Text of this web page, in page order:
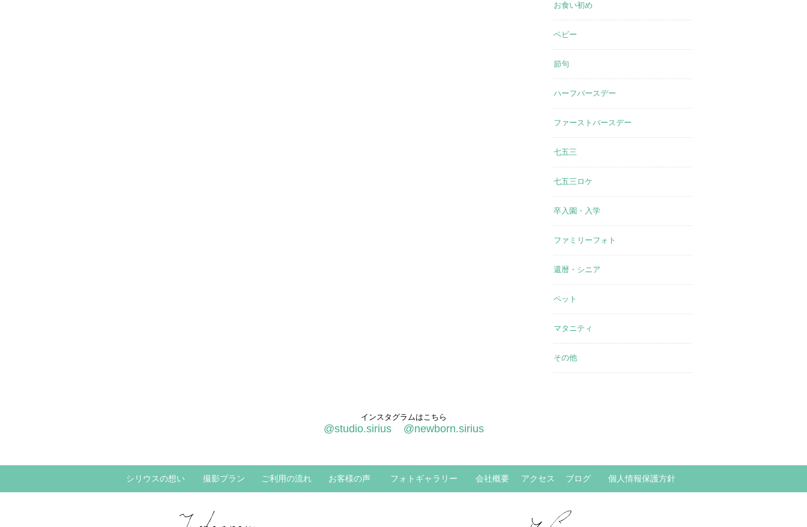
お食い初め
ベビー
節句
ハーフバースデー
ファーストバースデー
七五三
七五三ロケ
卒入園・入学
ファミリーフォト
還暦・シニア
ペット
マタニティ
その他
インスタグラムはこちら
@studio.sirius @newborn.sirius
シリウスの想い 撮影プラン ご利用の流れ お客様の声 フォトギャラリー 会社概要 アクセス ブログ 個人情報保護方針